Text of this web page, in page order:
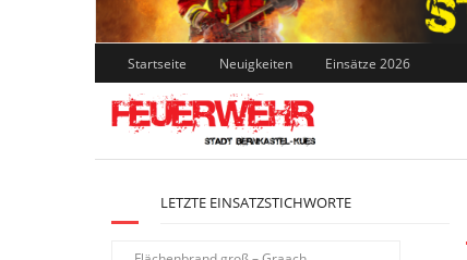
Startseite Neuigkeiten Einsätze 2026
LETZTE EINSATZSTICHWORTE